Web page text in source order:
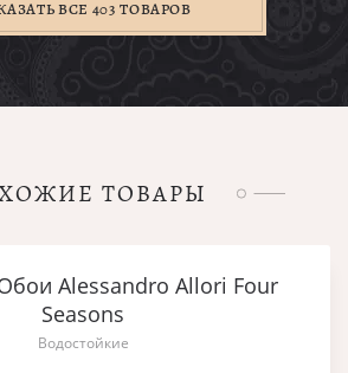
ВСЕ 403 ТОВАРОВ
ТОВАРЫ
Alessandro Allori Four
Seasons
Водостойкие